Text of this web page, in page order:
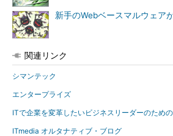
新手のWebベースマルウェア
関連リンク
シマンテック
エンタープライズ
ITで企業を変革したいビジネスリーダーのため
ITmedia オルタナティブ・ブログ